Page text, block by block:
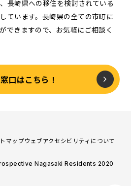
長崎県への移住を検討されている
ています。長崎県の全ての市町に
できますので、お気軽にご相談く
口はこちら！
マップウェブアクセシビリティについて
Nagasaki Residents 2020